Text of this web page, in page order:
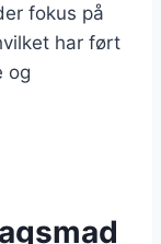
fokus på
har ført
og